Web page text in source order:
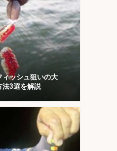
ィッシュ狙いの大
3選を解説